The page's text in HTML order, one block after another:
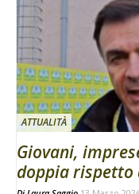
ATTUALITÀ
Giovani,
doppia rispetto